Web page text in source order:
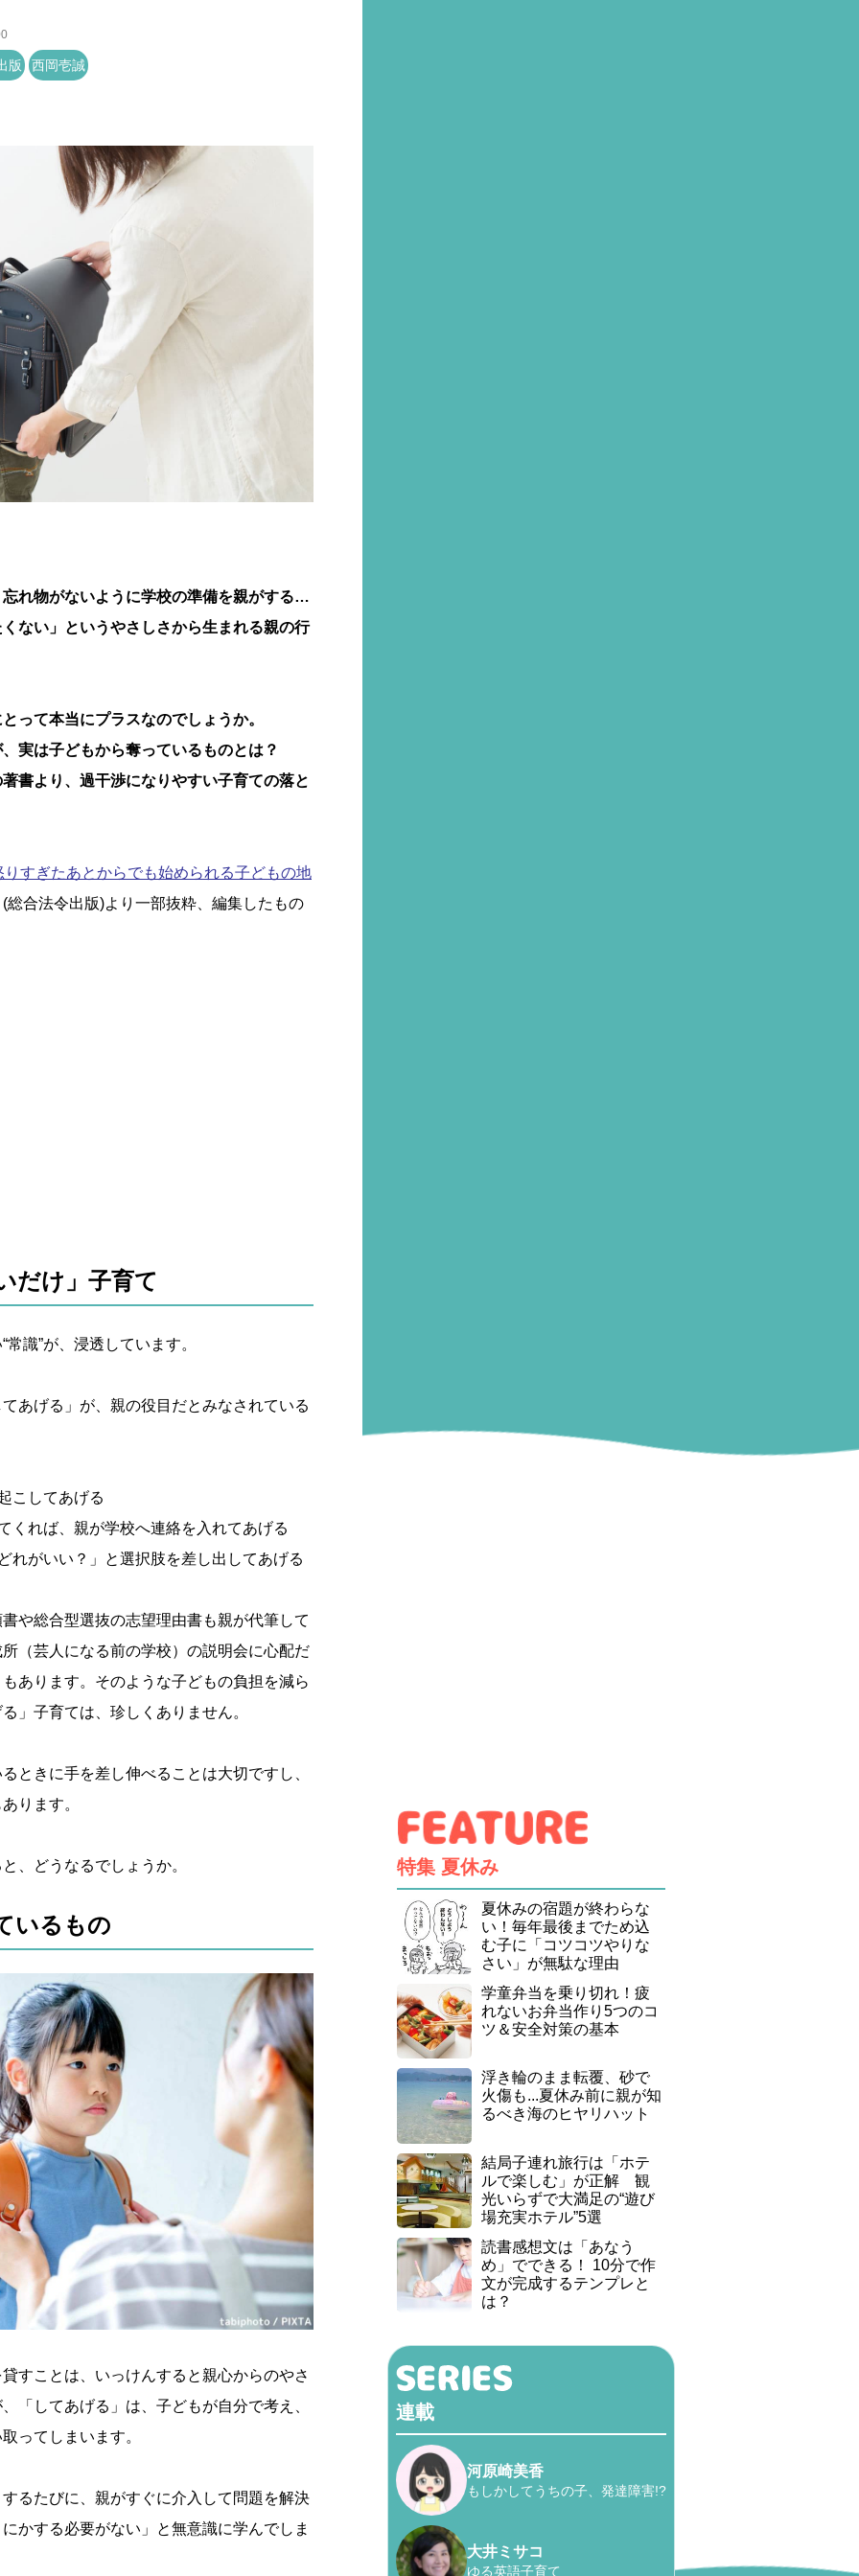
版 西岡壱誠
れ物がないように学校の準備を親がする…
ない」というやさしさから生まれる親の行
って本当にプラスなのでしょうか。
実は子どもから奪っているものとは？
書より、過干渉になりやすい子育ての落と
りすぎたあとからでも始められる子どもの地
(総合法令出版)より一部抜粋、編集したもの
だけ」子育て
識”が、浸透しています。
あげる」が、親の役目だとみなされている
こしてあげる
くれば、親が学校へ連絡を入れてあげる
れがいい？」と選択肢を差し出してあげる
や総合型選抜の志望理由書も親が代筆して
（芸人になる前の学校）の説明会に心配だ
あります。そのような子どもの負担を減ら
」子育ては、珍しくありません。
ときに手を差し伸べることは大切ですし、
ります。
、どうなるでしょうか。
いるもの
すことは、いっけんすると親心からのやさ
「してあげる」は、子どもが自分で考え、
ってしまいます。
るたびに、親がすぐに介入して問題を解決
かする必要がない」と無意識に学んでしま
特集 夏休み
夏休みの宿題が終わらな
い！毎年最後までため込
む子に「コツコツやりな
さい」が無駄な理由
学童弁当を乗り切れ！疲
れないお弁当作り5つのコ
ツ＆安全対策の基本
浮き輪のまま転覆、砂で
火傷も...夏休み前に親が知
るべき海のヒヤリハット
結局子連れ旅行は「ホテ
ルで楽しむ」が正解 観
光いらずで大満足の“遊び
場充実ホテル”5選
読書感想文は「あなう
め」でできる！ 10分で作
文が完成するテンプレと
は？
連載
河原崎美香
もしかしてうちの子、発達障害!?
大井ミサコ
ゆる英語子育て